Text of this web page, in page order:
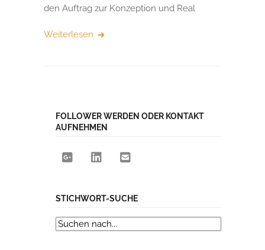
den Auftrag zur Konzeption und Real
Weiterlesen
FOLLOWER WERDEN ODER KONTAKT
AUFNEHMEN
STICHWORT-SUCHE